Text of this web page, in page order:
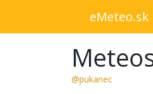
eMeteo.sk
@pukanec